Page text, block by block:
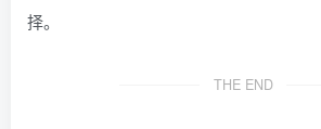
择。
THE END